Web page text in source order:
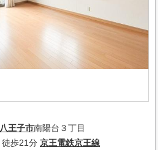
八王子市南陽台３丁目
徒歩21分 京王電鉄京王線